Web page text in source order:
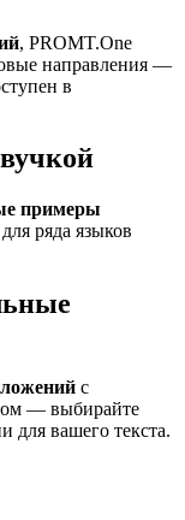
, PROMT.One
направления —
в
примеры
ряда языков
с
— выбирайте
для вашего текста.